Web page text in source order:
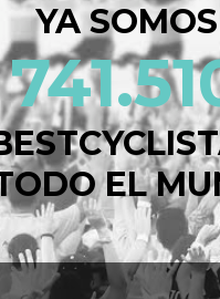
YA SOMOS
EL